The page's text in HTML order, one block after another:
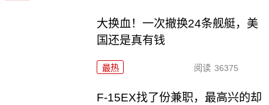
大换血！一次撤换24条舰艇，美
国还是真有钱
最热 阅读 36375
F-15EX找了份兼职，最高兴的却